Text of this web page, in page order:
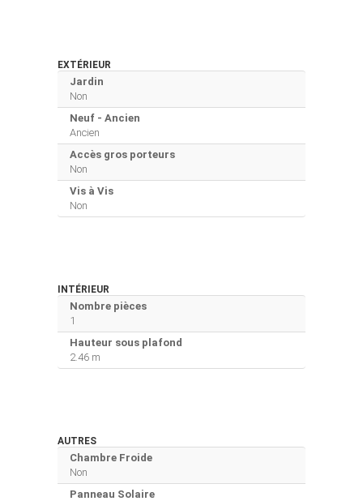
EXTÉRIEUR
Jardin
Non
Neuf - Ancien
Ancien
Accès gros porteurs
Non
Vis à Vis
Non
INTÉRIEUR
Nombre pièces
1
Hauteur sous plafond
2.46 m
AUTRES
Chambre Froide
Non
Panneau Solaire